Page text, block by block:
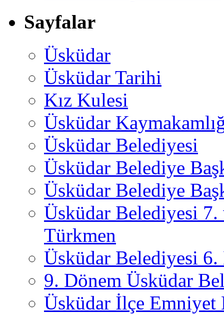
Sayfalar
Üsküdar
Üsküdar Tarihi
Kız Kulesi
Üsküdar
Üsküdar Belediyesi
Üsküdar Belediye
Üsküdar Belediye
Üsküdar Belediyesi
Türkmen
Üsküdar Belediyesi 6.
9. Dönem Üsküdar
Üsküdar İlçe